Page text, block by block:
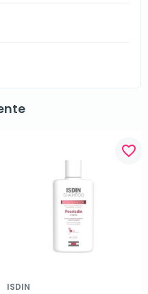
favorite_border
ISDIN